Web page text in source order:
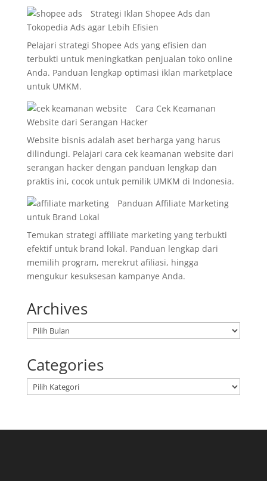
Strategi Iklan Shopee Ads dan
Tokopedia Ads agar Lebih Efisien
Pelajari strategi Shopee Ads yang efisien dan
terbukti untuk meningkatkan penjualan toko online
Anda. Panduan lengkap optimasi iklan marketplace
untuk UMKM.
Cara Cek Keamanan
Website dari Serangan Hacker
Website bisnis adalah aset berharga yang harus
dilindungi. Pelajari cara cek keamanan website dari
serangan hacker dengan panduan lengkap dan
praktis ini, cocok untuk pemilik UMKM di Indonesia.
Panduan Affiliate Marketing
untuk Brand Lokal
Temukan strategi affiliate marketing yang terbukti
efektif untuk brand lokal. Panduan lengkap dari
memilih program, merekrut afiliasi, hingga
mengukur kesuksesan kampanye Anda.
Archives
Arsip
Categories
Kategori